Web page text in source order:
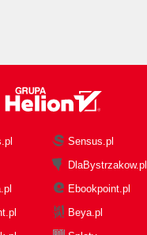
Sensus.pl
DlaBystrzakow.pl
Ebookpoint.pl
Beya.pl